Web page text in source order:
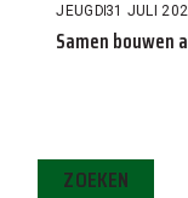
JEUGD31 JULI
Samen bouwen
ZOEKEN